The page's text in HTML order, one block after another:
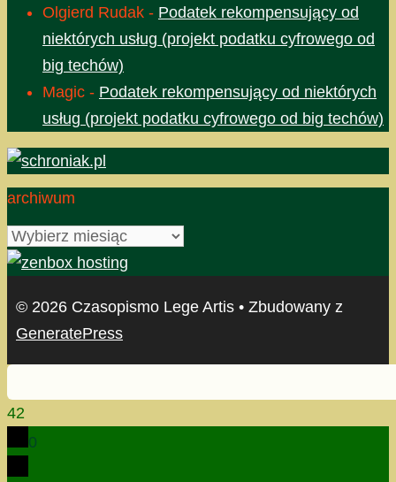
Olgierd Rudak - Podatek rekompensujący od
niektórych usług (projekt podatku cyfrowego od
big techów)
Magic - Podatek rekompensujący od niektórych
usług (projekt podatku cyfrowego od big techów)
archiwum
archiwum
© 2026 Czasopismo Lege Artis • Zbudowany z
GeneratePress
42
0